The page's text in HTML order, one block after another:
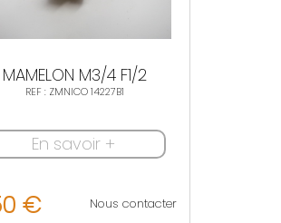
MAMELON M3/4 F1/2
REF : ZMNICO 14227B1
En savoir +
€ Nous contacter